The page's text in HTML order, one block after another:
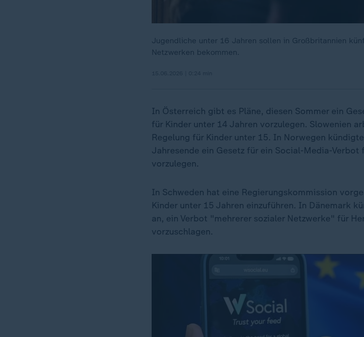
Jugendliche unter 16 Jahren sollen in Großbritannien
Netzwerken bekommen.
In Österreich gibt es Pläne, diesen Sommer ein
für Kinder unter 14 Jahren vorzulegen. Slowenien
Regelung für Kinder unter 15. In Norwegen
Jahresende ein Gesetz für ein Social-Media-Verbot
vorzulegen.
In Schweden hat eine Regierungskommission
Kinder unter 15 Jahren einzuführen. In Dänemark
an, ein Verbot "mehrerer sozialer Netzwerke" für
vorzuschlagen.